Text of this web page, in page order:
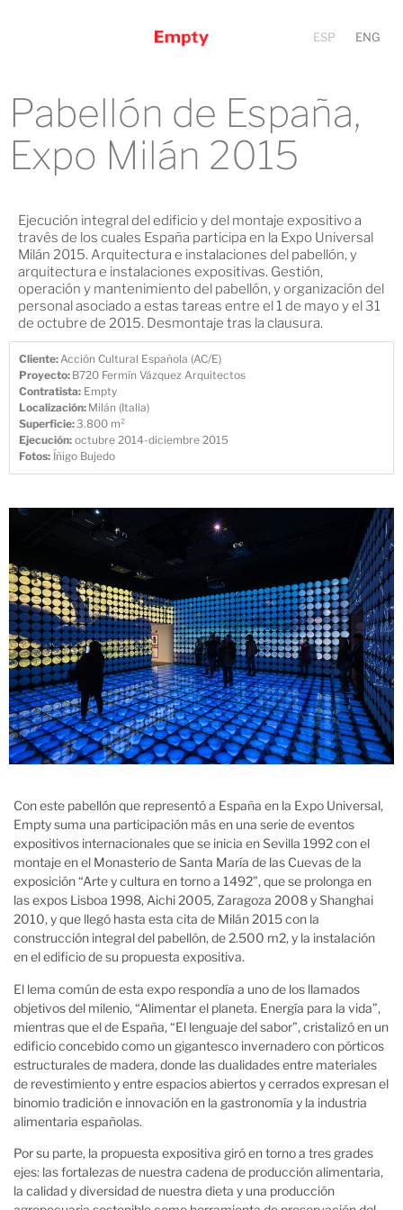
ESP ENG
Pabellón de España,
Expo Milán 2015
Ejecución integral del edificio y del montaje expositivo a
través de los cuales España participa en la Expo Universal
Milán 2015. Arquitectura e instalaciones del pabellón, y
arquitectura e instalaciones expositivas. Gestión,
operación y mantenimiento del pabellón, y organización del
personal asociado a estas tareas entre el 1 de mayo y el 31
de octubre de 2015. Desmontaje tras la clausura.
Cliente:Acción Cultural Española (AC/E)
Proyecto: B720 Fermín Vázquez Arquitectos
Contratista: Empty
Localización: Milán (Italia)
Superficie:3.800 m²
Ejecución: octubre 2014-diciembre 2015
Fotos: Íñigo Bujedo
Con este pabellón que representó a España en la Expo Universal,
Empty suma una participación más en una serie de eventos
expositivos internacionales que se inicia en Sevilla 1992 con el
montaje en el Monasterio de Santa María de las Cuevas de la
exposición “Arte y cultura en torno a 1492”, que se prolonga en
las expos Lisboa 1998, Aichi 2005, Zaragoza 2008 y Shanghai
2010, y que llegó hasta esta cita de Milán 2015 con la
construcción integral del pabellón, de 2.500 m2, y la instalación
en el edificio de su propuesta expositiva.
El lema común de esta expo respondía a uno de los llamados
objetivos del milenio, “Alimentar el planeta. Energía para la vida”,
mientras que el de España, “El lenguaje del sabor”, cristalizó en un
edificio concebido como un gigantesco invernadero con pórticos
estructurales de madera, donde las dualidades entre materiales
de revestimiento y entre espacios abiertos y cerrados expresan el
binomio tradición e innovación en la gastronomía y la industria
alimentaria españolas.
Por su parte, la propuesta expositiva giró en torno a tres grades
ejes: las fortalezas de nuestra cadena de producción alimentaria,
la calidad y diversidad de nuestra dieta y una producción